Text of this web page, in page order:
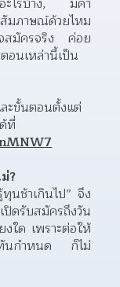
มภาษณ์ด้วยไหม
สมัครจริง ค่อย
อนเหล่านี้เป็น
ะขั้นตอนตั้งแต่
?
ช้าเกินไป” จึง
ดรับสมัครถึงวัน
งใด เพราะต่อให้
ทันกำหนด ก็ไม่